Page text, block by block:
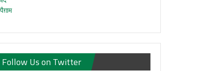
Follow Us on Twitter